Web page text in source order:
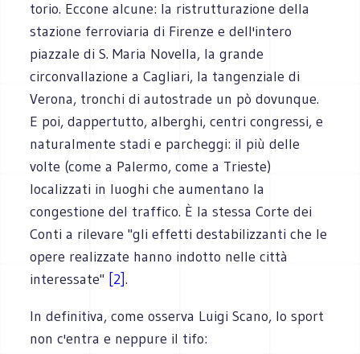
torio. Eccone alcune: la ristrutturazione della
stazione ferroviaria di Firenze e dell'intero
piazzale di S. Maria Novella, la grande
circonvallazione a Cagliari, la tangenziale di
Verona, tronchi di autostrade un pò dovunque.
E poi, dappertutto, alberghi, centri congressi, e
na­turalmente stadi e parcheggi: il più delle
volte (come a Palermo, come a Trieste)
localizzati in luoghi che aumentano la
congestione del traffico. È la stessa Corte dei
Conti a rilevare "gli effetti destabilizzanti che le
opere realizzate hanno indotto nelle città
interessate" [2].
In definitiva, come osserva Luigi Scano, lo sport
non c'entra e neppure il tifo: